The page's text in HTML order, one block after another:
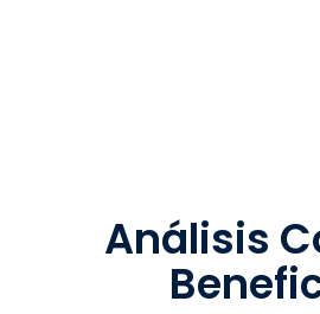
Análisis